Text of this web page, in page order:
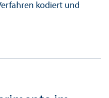
kodiert und